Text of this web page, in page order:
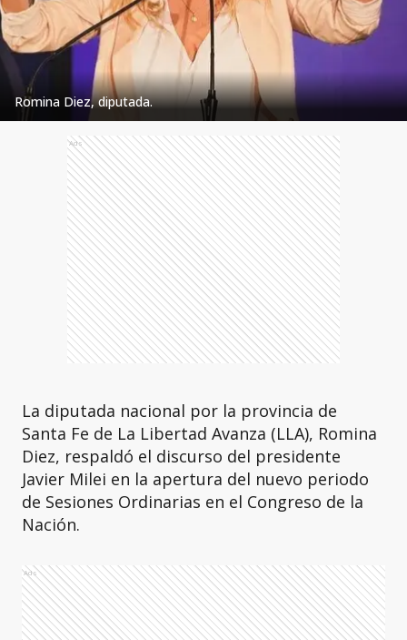
Romina Diez, diputada.
Ads
La diputada nacional por la provincia de
Santa Fe de La Libertad Avanza (LLA), Romina
Diez, respaldó el discurso del presidente
Javier Milei en la apertura del nuevo periodo
de Sesiones Ordinarias en el Congreso de la
Nación.
Ads